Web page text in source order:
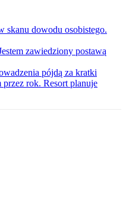
skanu dowodu osobistego.
zawiedziony postawą
pójdą za kratki
rok. Resort planuje